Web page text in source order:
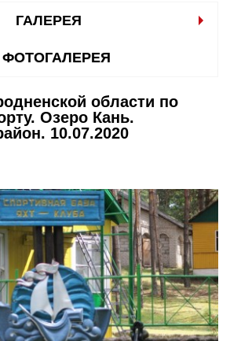
ГАЛЕРЕЯ
ФОТОГАЛЕРЕЯ
области по
Озеро Кань.
10.07.2020